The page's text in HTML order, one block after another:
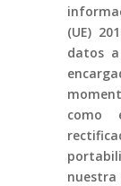
(UE)
datos
como
nuestra